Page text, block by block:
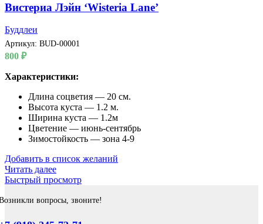
Вистериа Лэйн ‘Wisteria Lane’
Буддлеи
Артикул: BUD-00001
800 ₽
Характеристики:
Длина соцветия — 20 см.
Высота куста — 1.2 м.
Ширина куста — 1.2м
Цветение — июнь-сентябрь
Зимостойкость — зона 4-9
Добавить в список желаний
Читать далее
Быстрый просмотр
вопросы, звоните!